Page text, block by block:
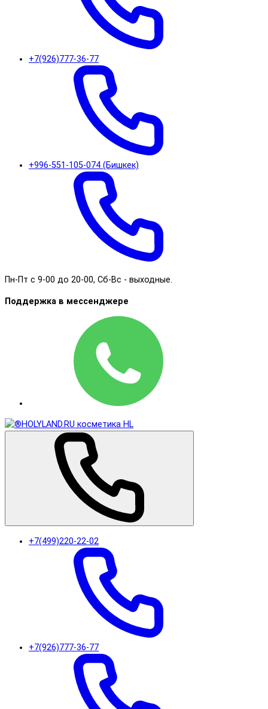
+7(926)777-36-77
+996-551-105-074 (Бишкек)
Пн-Пт с 9-00 до 20-00, Сб-Вс - выходные.
Поддержка в мессенджере
+7(499)220-22-02
+7(926)777-36-77